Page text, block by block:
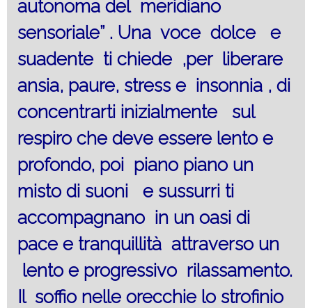
autonoma del meridiano
sensoriale” . Una voce dolce e
suadente ti chiede ,per liberare
ansia, paure, stress e insonnia , di
concentrarti inizialmente sul
respiro che deve essere lento e
profondo, poi piano piano un
misto di suoni e sussurri ti
accompagnano in un oasi di
pace e tranquillità attraverso un
lento e progressivo rilassamento.
Il soffio nelle orecchie lo strofinio